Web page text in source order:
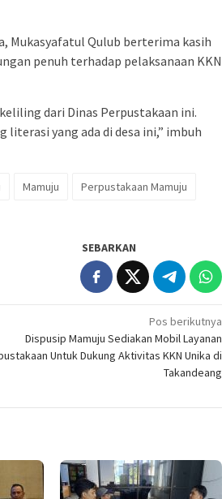
Mukasyafatul Qulub berterima kasih
penuh terhadap pelaksanaan KKN
dari Dinas Perpustakaan ini.
yang ada di desa ini,” imbuh
Mamuju
Perpustakaan Mamuju
SEBARKAN
Pos berikutnya
Dispusip Mamuju Sediakan Mobil Layanan
Untuk Dukung Aktivitas KKN Unika di
Takandeang